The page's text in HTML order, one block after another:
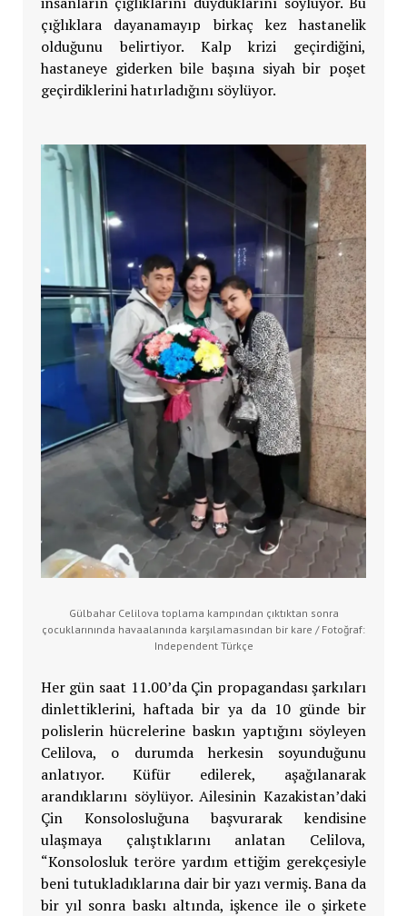
çığlıklara dayanamayıp birkaç kez hastanelik
olduğunu belirtiyor. Kalp krizi geçirdiğini,
hastaneye giderken bile başına siyah bir poşet
geçirdiklerini hatırladığını söylüyor.
Gülbahar Celilova toplama kampından çıktıktan sonra
çocuklarınında havaalanında karşılamasından bir kare / Fotoğraf:
Independent Türkçe
Her gün saat 11.00’da Çin propagandası şarkıları
dinlettiklerini, haftada bir ya da 10 günde bir
polislerin hücrelerine baskın yaptığını söyleyen
Celilova, o durumda herkesin soyunduğunu
anlatıyor. Küfür edilerek, aşağılanarak
arandıklarını söylüyor. Ailesinin Kazakistan’daki
Çin Konsolosluğuna başvurarak kendisine
ulaşmaya çalıştıklarını anlatan Celilova,
“Konsolosluk teröre yardım ettiğim gerekçesiyle
beni tutukladıklarına dair bir yazı vermiş. Bana da
bir yıl sonra baskı altında, işkence ile o şirkete